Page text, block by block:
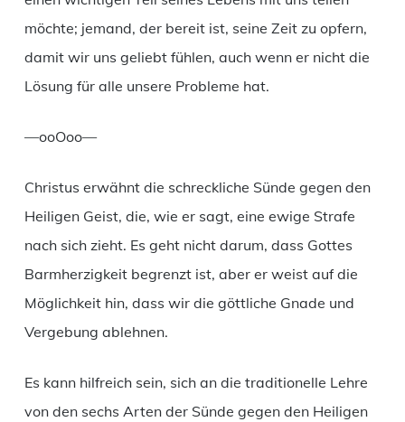
möchte; jemand, der bereit ist, seine Zeit zu opfern,
damit wir uns geliebt fühlen, auch wenn er nicht die
Lösung für alle unsere Probleme hat.
—ooOoo—
Christus erwähnt die schreckliche Sünde gegen den
Heiligen Geist, die, wie er sagt, eine ewige Strafe
nach sich zieht. Es geht nicht darum, dass Gottes
Barmherzigkeit begrenzt ist, aber er weist auf die
Möglichkeit hin, dass wir die göttliche Gnade und
Vergebung ablehnen.
Es kann hilfreich sein, sich an die traditionelle Lehre
von den sechs Arten der Sünde gegen den Heiligen